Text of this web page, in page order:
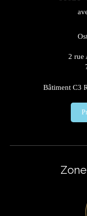
2 rue
Bâtiment C3